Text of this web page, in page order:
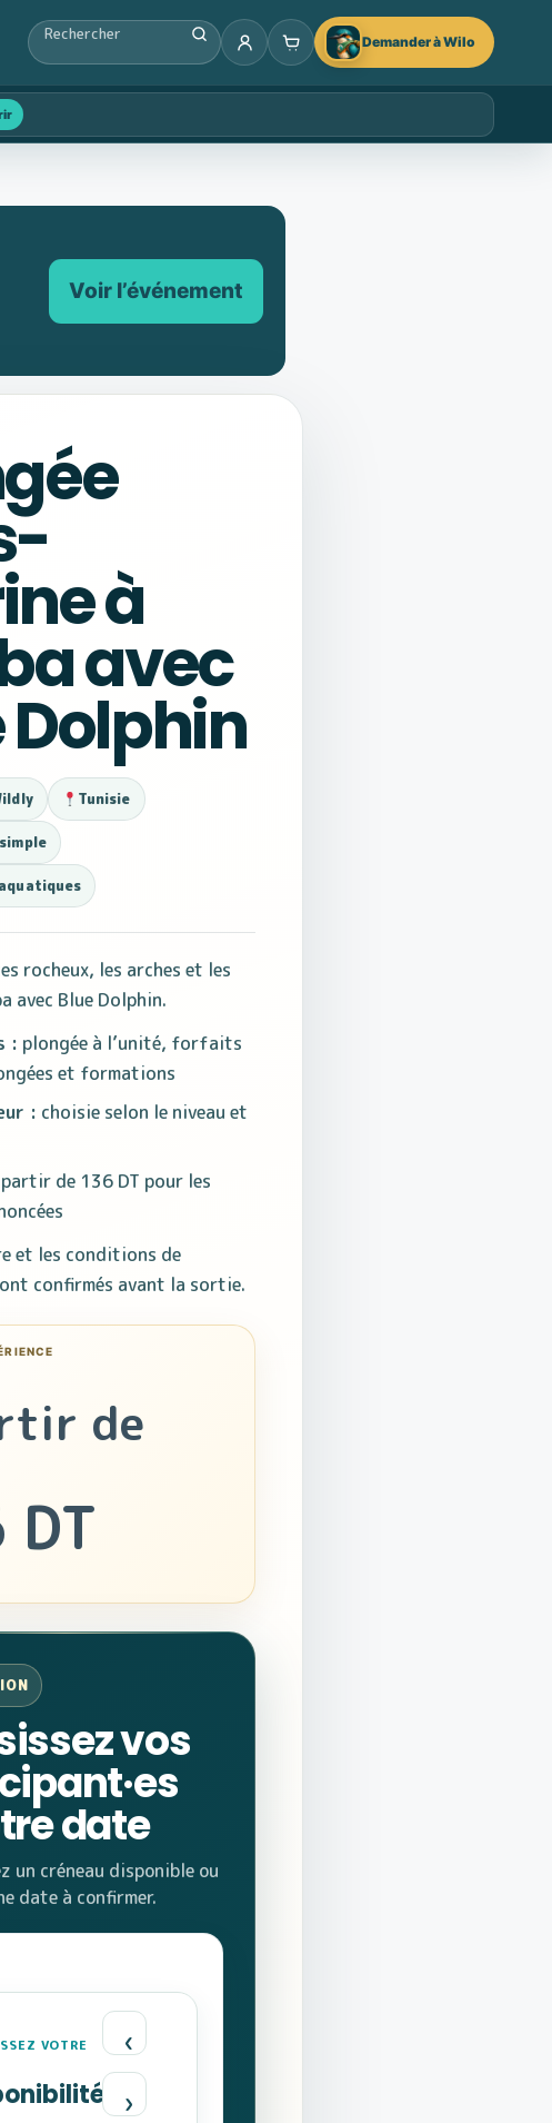
Demander à Wilo
Voir l’événement
à
avec
Dolphin
Tunisie
rocheux, les arches et les
avec Blue Dolphin.
: plongée à l’unité, forfaits
et formations
: choisie selon le niveau et
de 136 DT pour les
et les conditions de
confirmés avant la sortie.
de
vos
date
un créneau disponible ou
date à confirmer.
VOTRE
‹
›